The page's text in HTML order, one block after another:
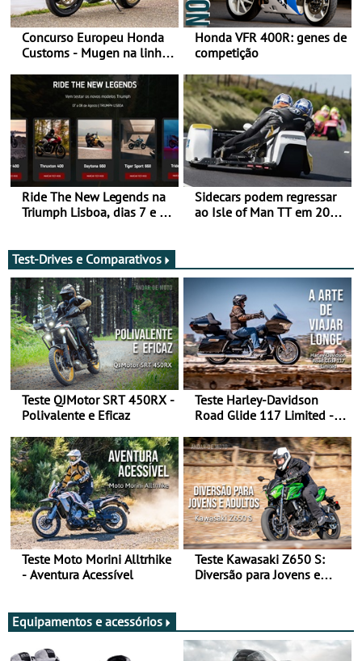
Concurso Europeu Honda
Customs - Mugen na linha
ganhar
Honda VFR 400R: genes de
competição
Ride The New Legends na
Triumph Lisboa, dias 7 e 8
Sidecars podem regressar
ao Isle of Man TT em 2027
Test-Drives e Comparativos
Teste QJMotor SRT 450RX -
Polivalente e Eficaz
Teste Harley-Davidson
Road Glide 117 Limited - A
Teste Moto Morini Alltrhike
- Aventura Acessível
Teste Kawasaki Z650 S:
Diversão para Jovens e
Equipamentos e acessórios